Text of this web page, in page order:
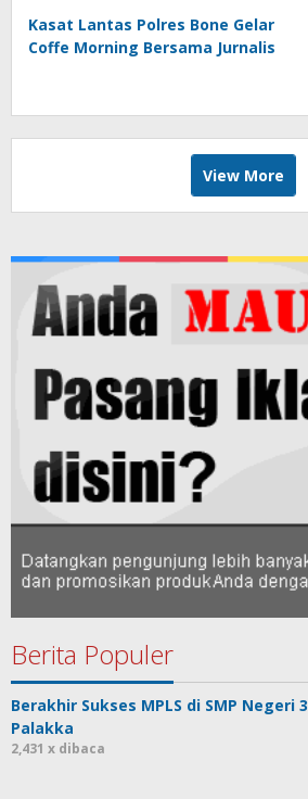
Kasat Lantas Polres Bone Gelar
Coffe Morning Bersama Jurnalis
View More
Berita Populer
Berakhir Sukses MPLS di SMP Negeri 3
Palakka
2,431 x dibaca